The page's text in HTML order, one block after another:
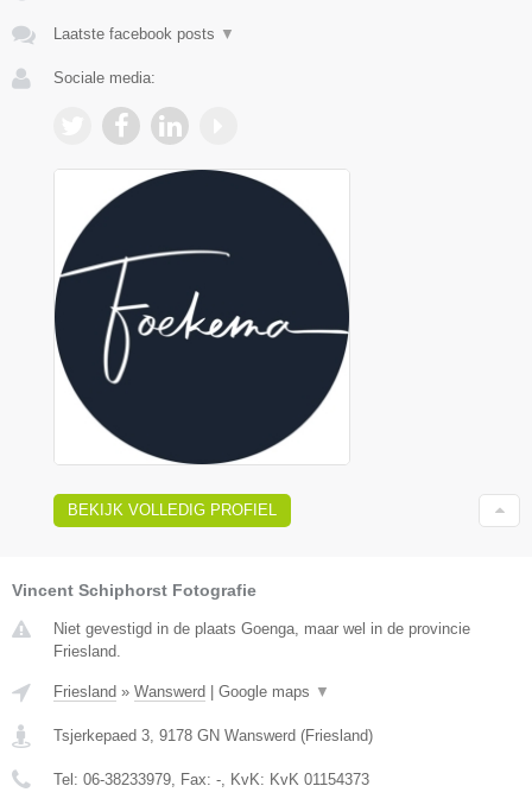
Laatste facebook posts ▼
Sociale media:
BEKIJK VOLLEDIG PROFIEL
Vincent Schiphorst Fotografie
Niet gevestigd in de plaats Goenga, maar wel in de provincie
Friesland.
Friesland » Wanswerd | Google maps ▼
Tsjerkepaed 3 9178 GN Wanswerd (Friesland)
Tel: 06-38233979 , Fax: - , KvK: KvK 01154373